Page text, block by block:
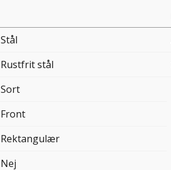
Stål
Rustfrit stål
Sort
Front
Rektangulær
Nej